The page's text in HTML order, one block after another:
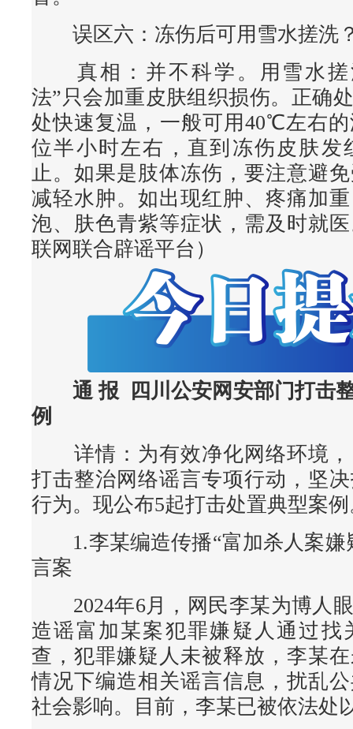
误区六：冻伤后可用雪水搓洗
真相
：并不科学。用雪水
法”只会加重皮肤组织损伤。正确
处快速复温，一般可用40℃左右
位半小时左右，直到冻伤皮肤发
止。如果是肢体冻伤，要注意避
减轻水肿。如出现红肿、疼痛加
泡、肤色青紫等症状，需及时就
联网联合辟谣平台）
通 报
四川公安网安部门打击
例
详情： 为有效净化网络环境
打击整治网络谣言专项行动，坚
行为。现公布5起打击处置典型案
1.李某编造传播“富加杀人案
言案
2024年6月，网民李某为博人
造谣富加某案犯罪嫌疑人通过找
查，犯罪嫌疑人未被释放，李某
情况下编造相关谣言信息，扰乱
社会影响。目前，李某已被依法处